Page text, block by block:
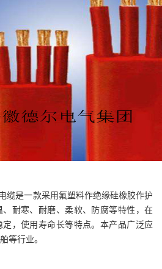
缆是一款采用氟塑料作绝缘硅橡胶作护
、耐寒、耐磨、柔软、防腐等特性，在
，使用寿命长等特点。本产品广泛应
等行业。